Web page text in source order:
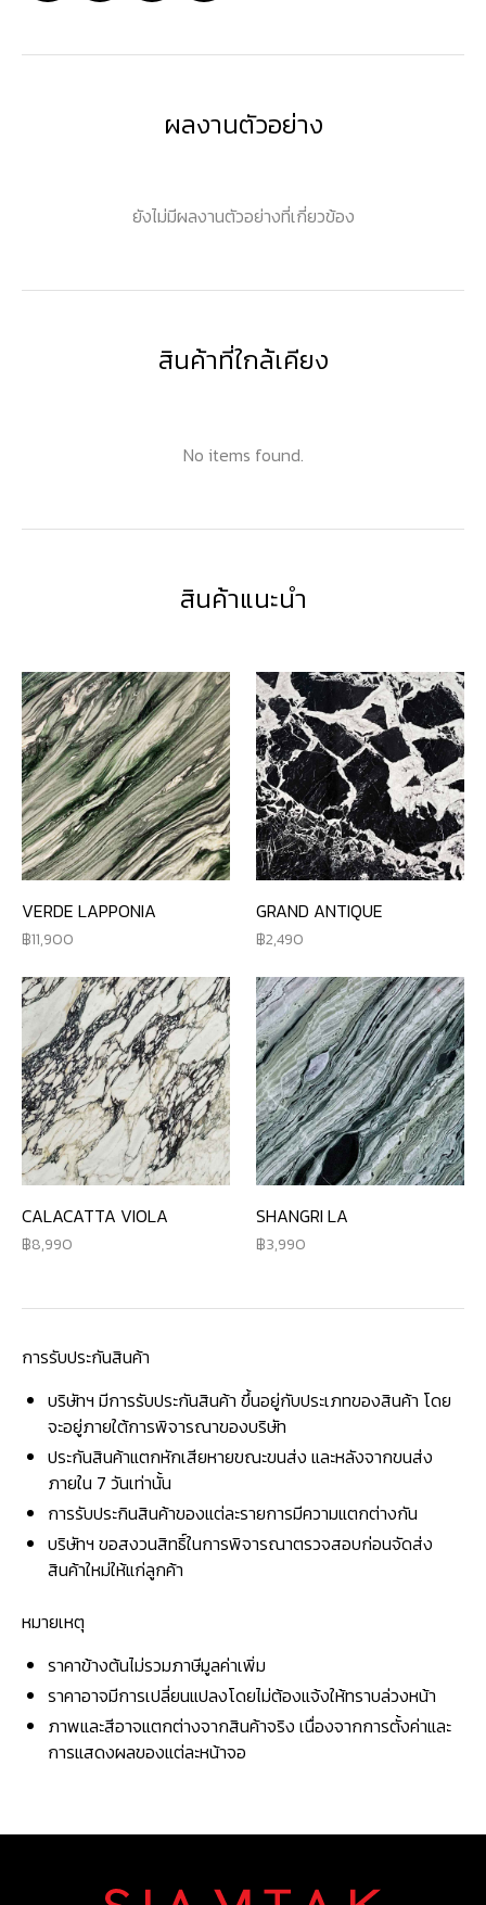
ผลงานตัวอย่าง
ยังไม่มีผลงานตัวอย่างที่เกี่ยวข้อง
สินค้าที่ใกล้เคียง
No items found.
สินค้าแนะนำ
VERDE LAPPONIA
11,900
GRAND ANTIQUE
2,490
CALACATTA VIOLA
8,990
SHANGRI LA
3,990
การรับประกันสินค้า
บริษัทฯ มีการรับประกันสินค้า ขึ้นอยู่กับประเภทของสินค้า โดย
จะอยู่ภายใต้การพิจารณาของบริษัท
ประกันสินค้าแตกหักเสียหายขณะขนส่ง และหลังจากขนส่ง
ภายใน 7 วันเท่านั้น
การรับประกินสินค้าของแต่ละรายการมีความแตกต่างกัน
บริษัทฯ ขอสงวนสิทธิ์ในการพิจารณาตรวจสอบก่อนจัดส่ง
สินค้าใหม่ให้แก่ลูกค้า
หมายเหตุ
ราคาข้างต้นไม่รวมภาษีมูลค่าเพิ่ม
ราคาอาจมีการเปลี่ยนแปลงโดยไม่ต้องแจ้งให้ทราบล่วงหน้า
ภาพและสีอาจแตกต่างจากสินค้าจริง เนื่องจากการตั้งค่าและ
การแสดงผลของแต่ละหน้าจอ